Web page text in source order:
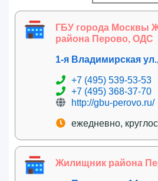
ГБУ города Москвы
района Перово, ОДС
1-я Владимирская
+7 (495) 539-53-53
+7 (495) 368-37-70
http://gbu-perovo.ru/
ежедневно,
Жилищник района